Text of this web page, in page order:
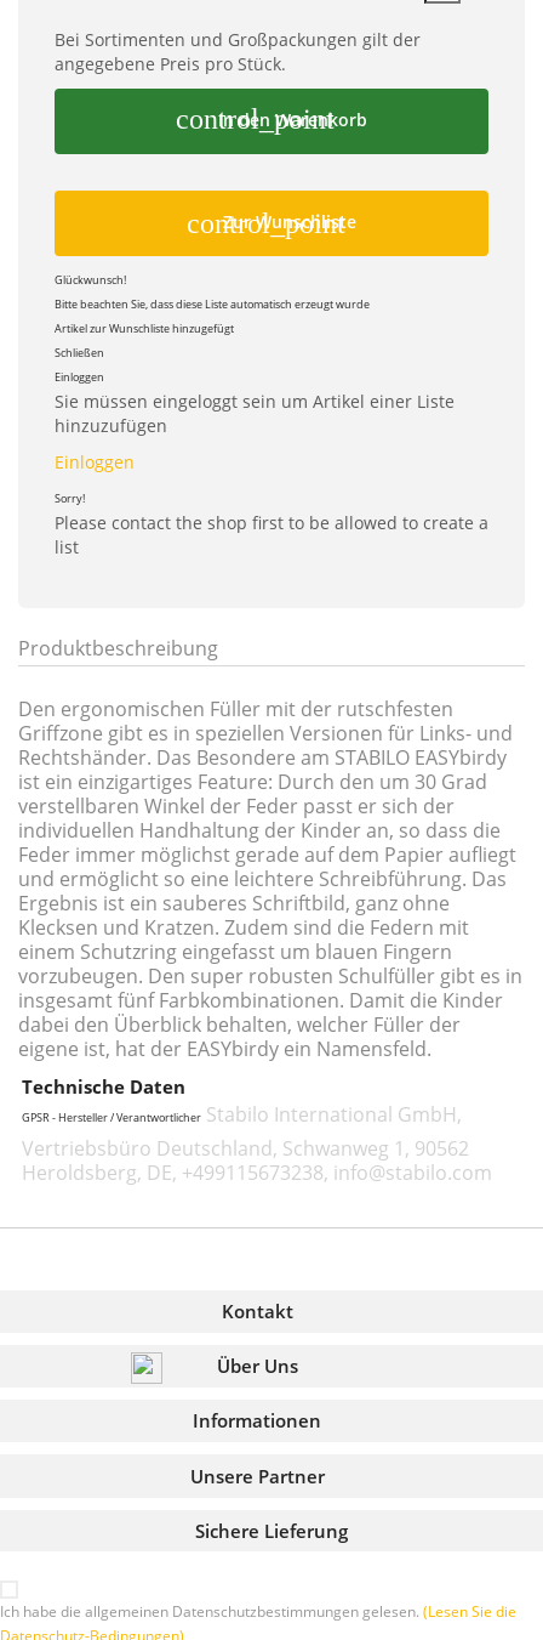
Bei Sortimenten und Großpackungen gilt der
angegebene Preis pro Stück.
control_point
In den Warenkorb
control_point
Zur Wunschliste
Glückwunsch!
Bitte beachten Sie, dass diese Liste automatisch erzeugt wurde
Artikel zur Wunschliste hinzugefügt
Schließen
Einloggen
Sie müssen eingeloggt sein um Artikel einer Liste
hinzuzufügen
Einloggen
Sorry!
Please contact the shop first to be allowed to create a
list
Produktbeschreibung
Den ergonomischen Füller mit der rutschfesten
Griffzone gibt es in speziellen Versionen für Links- und
Rechtshänder. Das Besondere am STABILO EASYbirdy
ist ein einzigartiges Feature: Durch den um 30 Grad
verstellbaren Winkel der Feder passt er sich der
individuellen Handhaltung der Kinder an, so dass die
Feder immer möglichst gerade auf dem Papier aufliegt
und ermöglicht so eine leichtere Schreibführung. Das
Ergebnis ist ein sauberes Schriftbild, ganz ohne
Klecksen und Kratzen. Zudem sind die Federn mit
einem Schutzring eingefasst um blauen Fingern
vorzubeugen. Den super robusten Schulfüller gibt es in
insgesamt fünf Farbkombinationen. Damit die Kinder
dabei den Überblick behalten, welcher Füller der
eigene ist, hat der EASYbirdy ein Namensfeld.
Technische Daten
GPSR - Hersteller / Verantwortlicher Stabilo International GmbH,
Vertriebsbüro Deutschland, Schwanweg 1, 90562
Heroldsberg, DE, +499115673238, info@stabilo.com
Kontakt
Über Uns
Informationen
Sichere Lieferung
Unsere Partner
Ich habe die allgemeinen Datenschutzbestimmungen gelesen. (Lesen Sie die